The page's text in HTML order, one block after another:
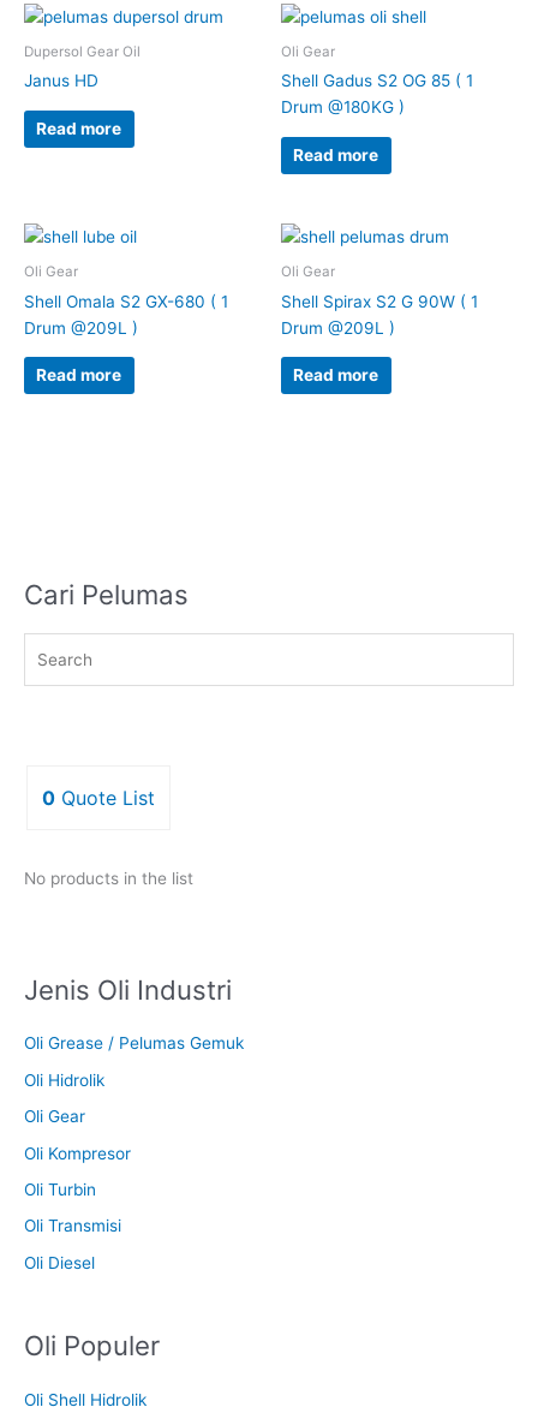
Dupersol Gear Oil
Janus HD
Read more
Oli Gear
Shell Gadus S2 OG 85 ( 1
Drum @180KG )
Read more
Oli Gear
Shell Omala S2 GX-680 ( 1
Drum @209L )
Read more
Oli Gear
Shell Spirax S2 G 90W ( 1
Drum @209L )
Read more
Cari Pelumas
0 Quote List
No products in the list
Jenis Oli Industri
Oli Grease / Pelumas Gemuk
Oli Hidrolik
Oli Gear
Oli Kompresor
Oli Turbin
Oli Transmisi
Oli Diesel
Oli Populer
Oli Shell Hidrolik